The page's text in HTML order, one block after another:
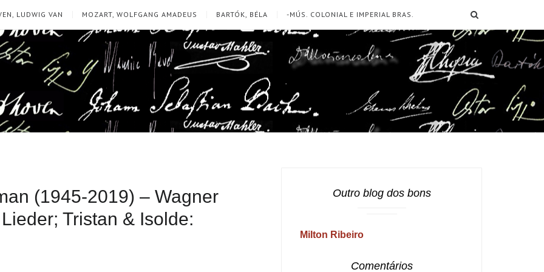
LUDWIG VAN MOZART, WOLFGANG AMADEUS BARTÓK, BÉLA -MÚS. COLONIAL E IMPERIAL BRAS.
(1945-2019) – Wagner
Tristan & Isolde:
Outro blog dos bons
Milton Ribeiro
Comentários